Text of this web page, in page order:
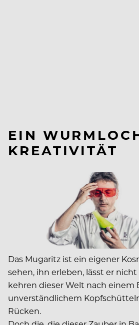
EIN
KREATIVITÄT
Das Mugaritz ist ein eigener
sehen, ihn erleben, lässt er
kehren dieser Welt nach einem
unverständlichem
Rücken.